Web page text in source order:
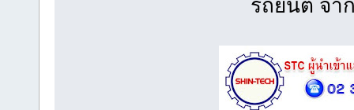
รถยนต์ จา